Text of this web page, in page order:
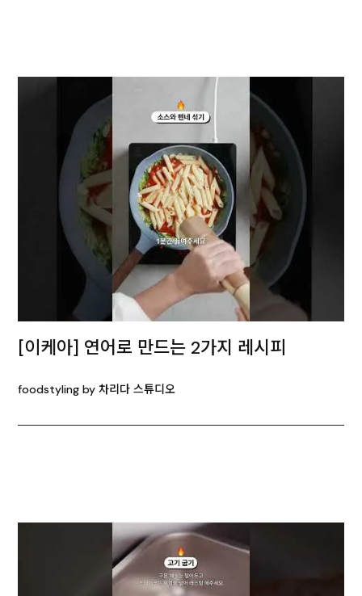
[이케아] 연어로 만드는 2가지 레시피
foodstyling by 차리다 스튜디오